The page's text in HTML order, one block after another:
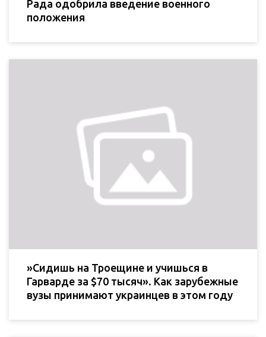
Рада одобрила введение военного
положения
»Сидишь на Троещине и учишься в
Гарварде за $70 тысяч». Как зарубежные
вузы принимают украинцев в этом году